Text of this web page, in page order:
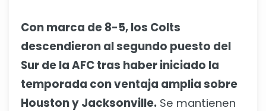
Con marca de 8-5, los Colts
descendieron al segundo puesto del
Sur de la AFC tras haber iniciado la
temporada con ventaja amplia sobre
Houston y Jacksonville. Se mantienen